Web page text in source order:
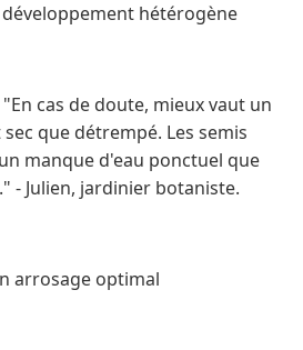
hétérogène
cas de doute, mieux vaut un
que détrempé. Les semis
manque d'eau ponctuel que
- Julien, jardinier botaniste.
arrosage optimal